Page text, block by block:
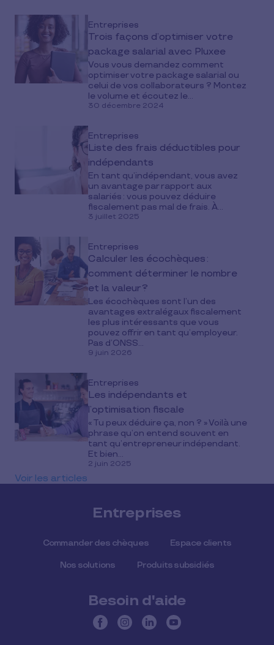
Entreprises
Trois façons d’optimiser votre
package salarial avec Pluxee
Vous vous demandez comment
optimiser votre package salarial ou
celui de vos collaborateurs ? Montez
le volume et écoutez le...
30 décembre 2024
Entreprises
Liste des frais déductibles pour
indépendants
En tant qu’indépendant, vous avez
un avantage par rapport aux
salariés : vous pouvez déduire
fiscalement pas mal de frais. À...
3 juillet 2025
Entreprises
Calculer les écochèques :
comment déterminer le nombre
et la valeur ?
Les écochèques sont l’un des
avantages extralégaux fiscalement
les plus intéressants que vous
pouvez offrir en tant qu’employeur.
Pas d’ONSS...
9 juin 2026
Entreprises
Les indépendants et
l’optimisation fiscale
« Tu peux déduire ça, non ? » Voilà une
phrase qu’on entend souvent en
tant qu’entrepreneur indépendant.
Et bien...
2 juin 2025
Voir les articles
Entreprises
Commander des chèques Espace clients
Nos solutions Produits subsidiés
Besoin d'aide